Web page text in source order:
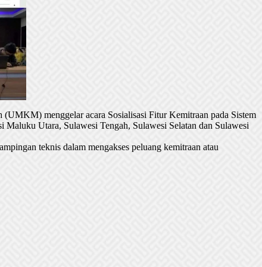
menggelar acara Sosialisasi Fitur Kemitraan pada Sistem
Utara, Sulawesi Tengah, Sulawesi Selatan dan Sulawesi
teknis dalam mengakses peluang kemitraan atau